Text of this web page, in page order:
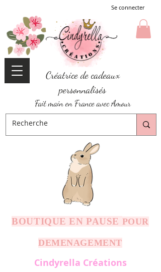
Se connecter
Créatrice de cadeaux
personnalisés
Fait main en France avec Amour
BOUTIQUE EN PAUSE POUR
DEMENAGEMENT
Cindyrella Créations